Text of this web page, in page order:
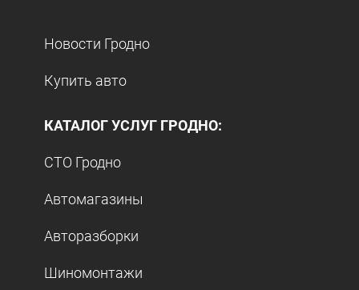
Новости Гродно
Купить авто
КАТАЛОГ УСЛУГ ГРОДНО:
СТО Гродно
Автомагазины
Авторазборки
Шиномонтажи